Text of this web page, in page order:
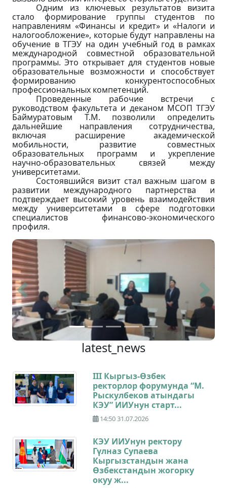
Одним из ключевых результатов визита
стало формирование группы студентов по
направлениям «Финансы и кредит» и «Налоги и
налогообложение», которые будут направлены на
обучение в ТГЭУ на один учебный год в рамках
международной совместной образовательной
программы. Это открывает для студентов новые
образовательные возможности и способствует
формированию конкурентоспособных
профессиональных компетенций.
Проведенные рабочие встречи с
руководством факультета и деканом МСОП ТГЭУ
Баймуратовым Т.М. позволили определить
дальнейшие направления сотрудничества,
включая расширение академической
мобильности, развитие совместных
образовательных программ и укрепление
научно-образовательных связей между
университетами.
Состоявшийся визит стал важным шагом в
развитии международного партнерства и
подтверждает высокий уровень взаимодействия
между университетами в сфере подготовки
специалистов финансово-экономического
профиля.
Previous Next
latest_news
III Кыргыз-Өзбек
ректорлор форумунда “М.
Рыскулбеков атындагы
КЭУ” ИИУнун старт...
14:50 31.07.2026
КЭУ ИИУнун ректору
Гүлназ Супаева
Кыргызстандын жана
Өзбекстандын жогорку
окуу ж...